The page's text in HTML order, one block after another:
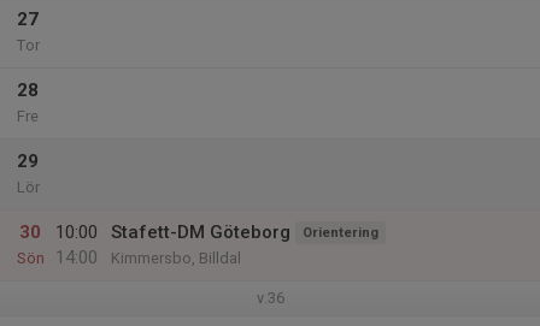
27
Tor
28
Fre
29
Lör
30
Sön
10:00
14:00
Stafett-DM Göteborg Orientering
Kimmersbo, Billdal
v.36